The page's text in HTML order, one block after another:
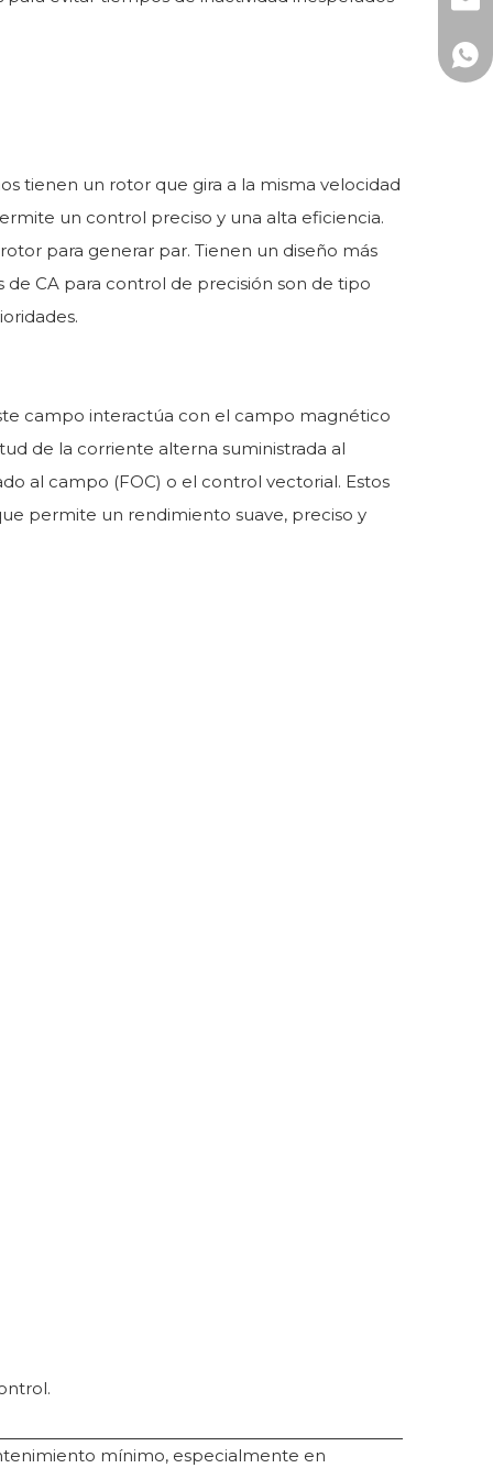
tienen un rotor que gira a la misma velocidad
un control preciso y una alta eficiencia.
para generar par. Tienen un diseño más
CA para control de precisión son de tipo
campo interactúa con el campo magnético
de la corriente alterna suministrada al
al campo (FOC) o el control vectorial. Estos
permite un rendimiento suave, preciso y
mínimo, especialmente en